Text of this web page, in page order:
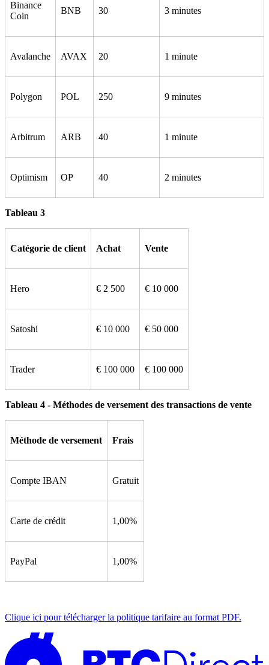
Binance
Coin
BNB 30 3 minutes
Avalanche AVAX 20 1 minute
Polygon POL 250 9 minutes
Arbitrum ARB 40 1 minute
Optimism OP 40 2 minutes
Tableau 3
Catégorie de client Achat Vente
Hero € 2 500 € 10 000
Satoshi € 10 000 € 50 000
Trader € 100 000 € 100 000
Tableau 4 - Méthodes de versement des transactions de vente
Méthode de versement Frais
Compte IBAN Gratuit
Carte de crédit 1,00%
PayPal 1,00%
Clique ici pour télécharger la politique tarifaire au format PDF.